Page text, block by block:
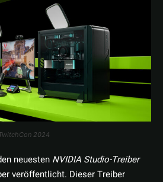
2024
neuesten NVIDIA Studio-Treiber
veröffentlicht. Dieser Treiber